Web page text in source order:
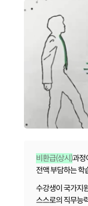
비환급(상시)과정
전액 부담하는 학
수강생이 국가지
스스로의 직무능